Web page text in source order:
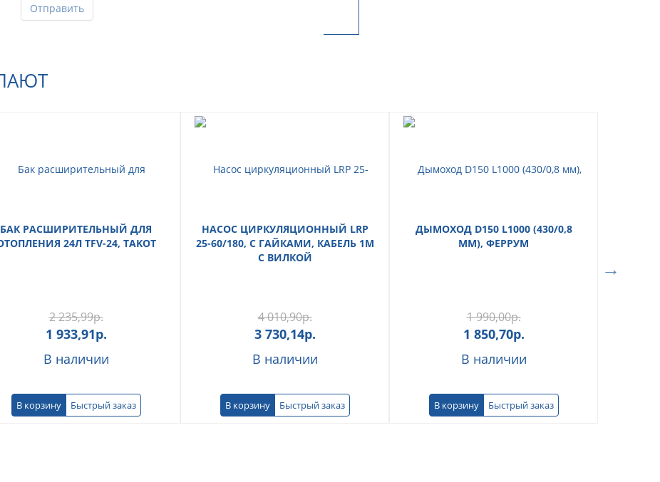
Отправить
БАК РАСШИРИТЕЛЬНЫЙ ДЛЯ
24Л TFV-24, TAKOT
2 235,99р.
1 933,91р.
В наличии
В корзину Быстрый заказ
НАСОС ЦИРКУЛЯЦИОННЫЙ LRP
25-60/180, С ГАЙКАМИ, КАБЕЛЬ 1М
С ВИЛКОЙ
4 010,90р.
3 730,14р.
В наличии
В корзину Быстрый заказ
ДЫМОХОД D150 L1000 (430/0,8
ММ), ФЕРРУМ
1 990,00р.
1 850,70р.
В наличии
В корзину Быстрый заказ